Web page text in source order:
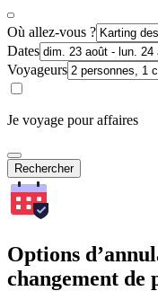
Où allez-vous ?
Dates
Voyageurs
Je voyage pour affaires
Rechercher
Options
changement de